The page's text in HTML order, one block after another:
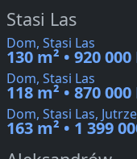
Stasi Las
Dom, Stasi Las
130 m² • 920 000
Dom, Stasi Las
118 m² • 870 000
Dom, Stasi Las,
163 m² • 1 399